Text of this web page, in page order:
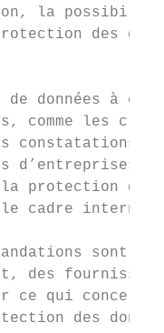
la
des
données à
comme les
constatations
d’entreprises
des
le cadre
des
ce qui
des